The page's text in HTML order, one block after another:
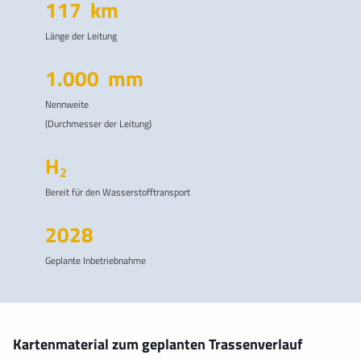
117 km
Länge der Leitung
1.000 mm
Nennweite
(Durchmesser der Leitung)
H2
Bereit für den Wasserstofftransport
2028
Geplante Inbetriebnahme
Kartenmaterial zum geplanten Trassenverlauf